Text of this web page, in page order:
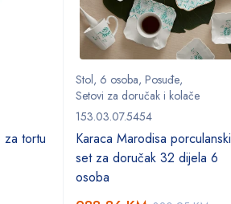
za tortu
Stol, 6 osoba, Posuđe,
Setovi za doručak i kolače
153.03.07.5454
Karaca Marodisa porculanski
set za doručak 32 dijela 6
osoba